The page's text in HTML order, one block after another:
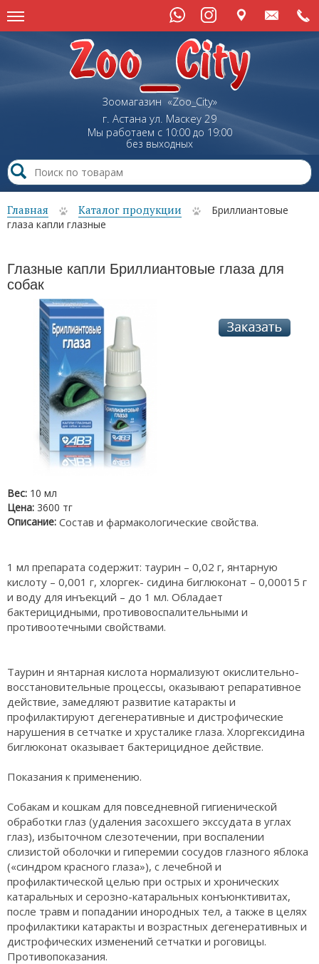
Зоомагазин «Zoo_City»
г. Астана ул. Маскеу29
Мы работаем с 10:00 до 19:00
без выходных
Главная Каталог продукции
Бриллиантовые
глаза капли глазные
Глазные капли Бриллиантовые глаза для
собак
Вес: 10 мл
Цена: 3600 тг
Описание: Состав и фармакологические свойства.
1 мл препарата содержит: таурин – 0,02 г, янтарную
кислоту – 0,001 г, хлоргек- сидина биглюконат – 0,00015 г
и воду для инъекций – до 1 мл. Обладает
бактерицидными, противовоспалительными и
противоотечными свойствами.
Таурин и янтарная кислота нормализуют окислительно-
восстановительные процессы, оказывают репаративное
действие, замедляют развитие катаракты и
профилактируют дегенеративные и дистрофические
нарушения в сетчатке и хрусталике глаза. Хлоргексидина
биглюконат оказывает бактерицидное действие.
Показания к применению.
Собакам и кошкам для повседневной гигиенической
обработки глаз (удаления засохшего экссудата в углах
глаз), избыточном слезотечении, при воспалении
слизистой оболочки и гиперемии сосудов глазного яблока
(«синдром красного глаза»), с лечебной и
профилактической целью при острых и хронических
катаральных и серозно-катаральных конъюнктивитах,
после травм и попадании инородных тел, а также в целях
профилактики катаракты и возрастных дегенеративных и
дистрофических изменений сетчатки и роговицы.
Противопоказания.